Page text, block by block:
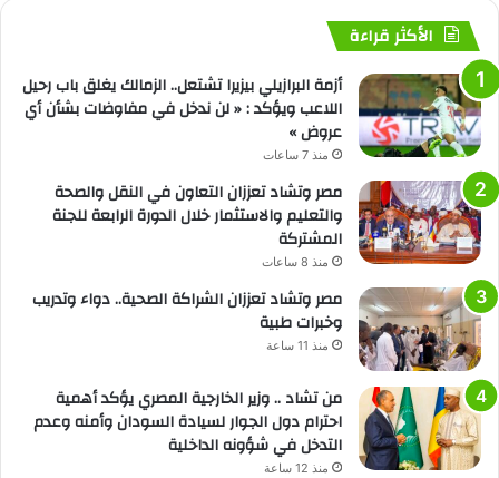
الأكثر قراءة
أزمة البرازيلي بيزيرا تشتعل.. الزمالك يغلق باب رحيل
اللاعب ويؤكد : « لن ندخل في مفاوضات بشأن أي
عروض »
منذ 7 ساعات
مصر وتشاد تعززان التعاون في النقل والصحة
والتعليم والاستثمار خلال الدورة الرابعة للجنة
المشتركة
منذ 8 ساعات
مصر وتشاد تعززان الشراكة الصحية.. دواء وتدريب
وخبرات طبية
منذ 11 ساعة
من تشاد .. وزير الخارجية المصري يؤكد أهمية
احترام دول الجوار لسيادة السودان وأمنه وعدم
التدخل في شؤونه الداخلية
منذ 12 ساعة